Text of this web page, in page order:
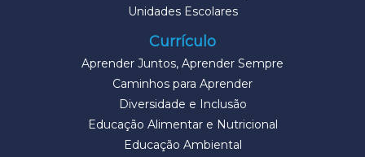
Unidades Escolares
Currículo
Aprender Juntos, Aprender Sempre
Caminhos para Aprender
Diversidade e Inclusão
Educação Alimentar e Nutricional
Educação Ambiental